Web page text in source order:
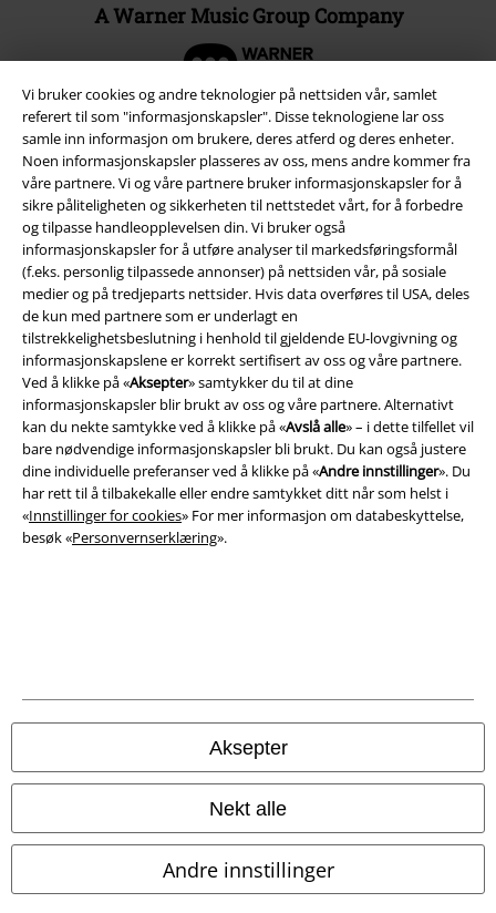
Vi bruker cookies og andre teknologier på nettsiden vår, samlet
referert til som "informasjonskapsler". Disse teknologiene lar oss
samle inn informasjon om brukere, deres atferd og deres enheter.
Noen informasjonskapsler plasseres av oss, mens andre kommer fra
våre partnere. Vi og våre partnere bruker informasjonskapsler for å
sikre påliteligheten og sikkerheten til nettstedet vårt, for å forbedre
og tilpasse handleopplevelsen din. Vi bruker også
informasjonskapsler for å utføre analyser til markedsføringsformål
(f.eks. personlig tilpassede annonser) på nettsiden vår, på sosiale
medier og på tredjeparts nettsider. Hvis data overføres til USA, deles
de kun med partnere som er underlagt en
tilstrekkelighetsbeslutning i henhold til gjeldende EU-lovgivning og
informasjonskapslene er korrekt sertifisert av oss og våre partnere.
Ved å klikke på «Aksepter» samtykker du til at dine
informasjonskapsler blir brukt av oss og våre partnere. Alternativt
kan du nekte samtykke ved å klikke på «Avslå alle» – i dette tilfellet vil
bare nødvendige informasjonskapsler bli brukt. Du kan også justere
dine individuelle preferanser ved å klikke på «Andre innstillinger». Du
har rett til å tilbakekalle eller endre samtykket ditt når som helst i
«Innstillinger for cookies» For mer informasjon om databeskyttelse,
besøk «Personvernserklæring».
Aksepter
Nekt alle
Andre innstillinger
A Warner Music Group Company
Juridisk informasjon/Vilkår
Vilkår
Impressum
Konfidensialitetserklæring
Avfallshåndtering og miljøbeskyttelse
Alle priser inkluderer moms og skatt.Frakt er ikke inkludert.
© 1986-2026 E.M.P. Merchandising HGmbH
EMP Online Shops